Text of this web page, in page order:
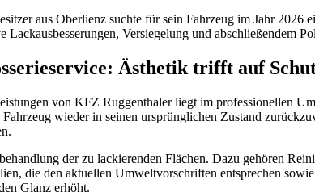
aus Oberlienz suchte für sein Fahrzeug im Jahr
Lackausbesserungen, Versiegelung und abschließendem
Ästhetik trifft auf
von KFZ Ruggenthaler liegt im professionellen
wieder in seinen ursprünglichen Zustand
der zu lackierenden Flächen. Dazu gehören
die den aktuellen Umweltvorschriften entsprechen
Glanz erhöht.